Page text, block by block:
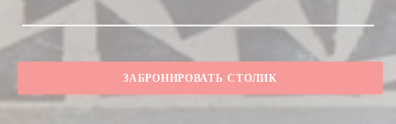
ЗАБРОНИРОВАТЬ СТОЛИК